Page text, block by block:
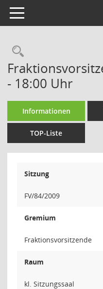
Toggle navigation
- 18:00 Uhr
Informationen
TOP-Liste
Sitzung
FV/84/2009
Gremium
Fraktionsvorsitzende
Raum
kl. Sitzungssaal